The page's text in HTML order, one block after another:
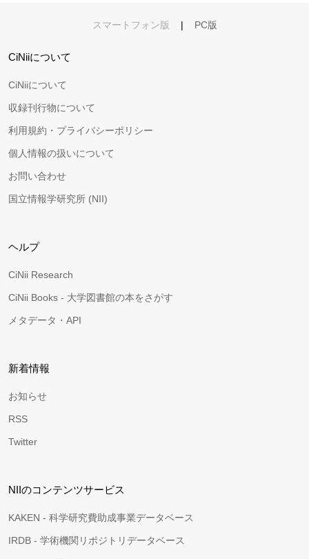
スマートフォン版 | PC版
CiNiiについて
CiNiiについて
収録刊行物について
利用規約・プライバシーポリシー
個人情報の扱いについて
お問い合わせ
国立情報学研究所 (NII)
ヘルプ
CiNii Research
CiNii Books - 大学図書館の本をさがす
メタデータ・API
新着情報
お知らせ
RSS
Twitter
NIIのコンテンツサービス
KAKEN - 科学研究費助成事業データベース
IRDB - 学術機関リポジトリデータベース